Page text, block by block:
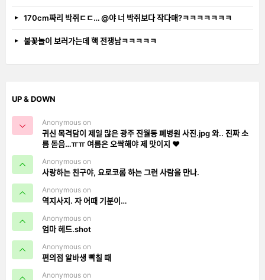
170cm짜리 박쥐ㄷㄷ… @야 너 박쥐보다 작다매?ㅋㅋㅋㅋㅋㅋㅋ
불꽃놀이 보러가는데 핵 전쟁남ㅋㅋㅋㅋㅋ
UP & DOWN
Anonymous on
귀신 목격담이 제일 많은 광주 진월동 폐병원 사진.jpg 와.. 진짜 소
름 돋음…ㅠㅠ 여름은 오싹해야 제 맛이지 ❤️
Anonymous on
사랑하는 친구야, 요로코롬 하는 그런 사람을 만나.
Anonymous on
역지사지. 자 어때 기분이…
Anonymous on
엄마 헤드.shot
Anonymous on
편의점 알바생 빡칠 때
Anonymous on